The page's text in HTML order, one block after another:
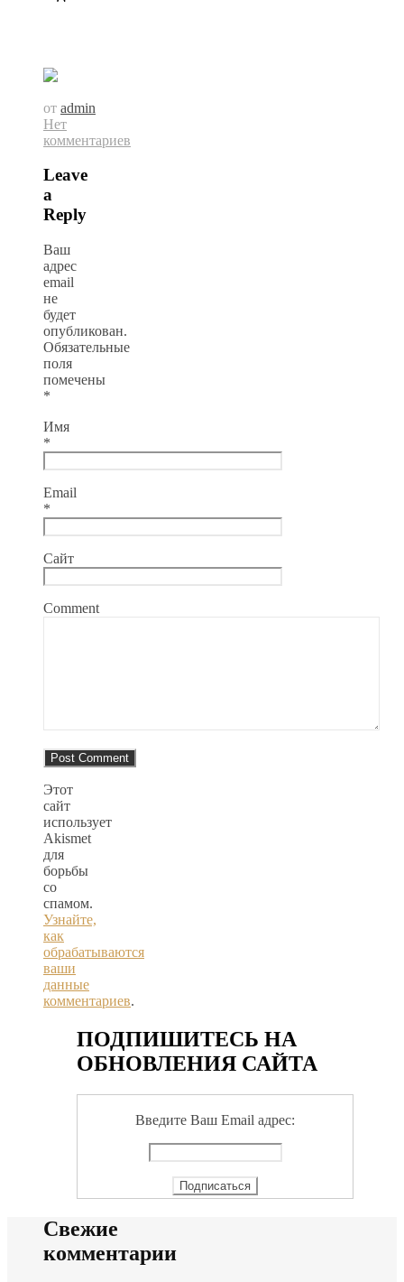
от admin
Нет
комментариев
Leave
a
Reply
Ваш
адрес
email
не
будет
опубликован.
Обязательные
поля
помечены
*
Имя
*
Email
*
Сайт
Comment
Этот
сайт
использует
Akismet
для
борьбы
со
спамом.
Узнайте,
как
обрабатываются
ваши
данные
комментариев.
ПОДПИШИТЕСЬ НА
ОБНОВЛЕНИЯ САЙТА
Введите Ваш Email адрес:
Свежие
комментарии